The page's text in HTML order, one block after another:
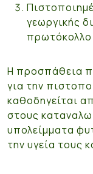
γεωργικής
πρωτόκολλο
Η προσπάθεια
για την
καθοδηγείται
στους
υπολείμματα
την υγεία τους